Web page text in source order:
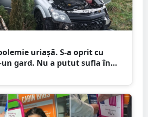
uriașă. S-a oprit cu
gard. Nu a putut sufla în
ce a fost